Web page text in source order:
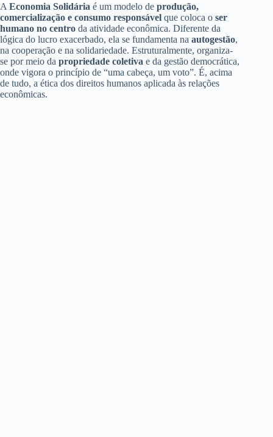
A Economia Solidária é um modelo de produção,
comercialização e consumo responsável que coloca o ser
humano no centro da atividade econômica. Diferente da
lógica do lucro exacerbado, ela se fundamenta na autogestão,
na cooperação e na solidariedade. Estruturalmente, organiza-
se por meio da propriedade coletiva e da gestão democrática,
onde vigora o princípio de “uma cabeça, um voto”. É, acima
de tudo, a ética dos direitos humanos aplicada às relações
econômicas.